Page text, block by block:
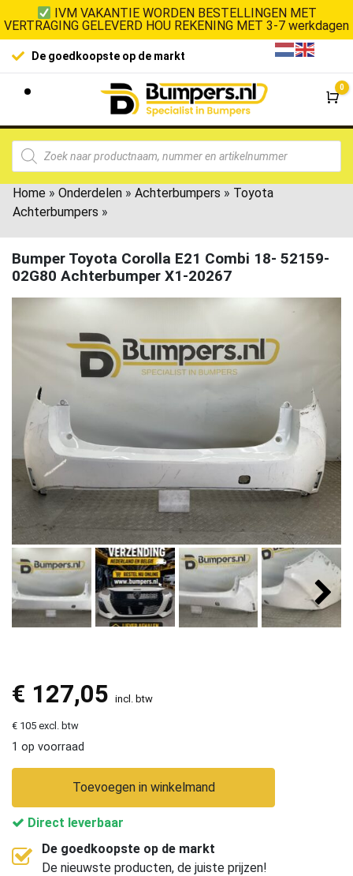
IVM VAKANTIE WORDEN BESTELLINGEN MET
VERTRAGING GELEVERD HOU REKENING MET 3-7 werkdagen
100% klanttevredenheid
0
Home » Onderdelen » Achterbumpers » Toyota
Achterbumpers »
Bumper Toyota Corolla E21 Combi 18- 52159-
02G80 Achterbumper X1-20267
€ 127,05 incl. btw
€ 105 excl. btw
1 op voorraad
Toevoegen in winkelmand
Direct leverbaar
De goedkoopste op de markt
De nieuwste producten, de juiste prijzen!